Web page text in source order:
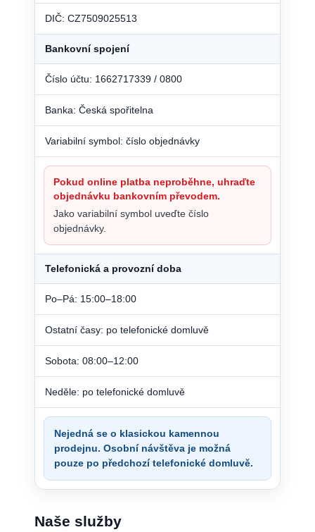
DIČ: CZ7509025513
Bankovní spojení
Číslo účtu: 1662717339 / 0800
Banka: Česká spořitelna
Variabilní symbol: číslo objednávky
Pokud online platba neproběhne, uhraďte
objednávku bankovním převodem.
Jako variabilní symbol uveďte číslo
objednávky.
Telefonická a provozní doba
Po–Pá: 15:00–18:00
Ostatní časy: po telefonické domluvě
Sobota: 08:00–12:00
Neděle: po telefonické domluvě
Nejedná se o klasickou kamennou
prodejnu. Osobní návštěva je možná
pouze po předchozí telefonické domluvě.
Naše služby